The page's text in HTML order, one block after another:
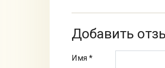
Добавить
Имя *